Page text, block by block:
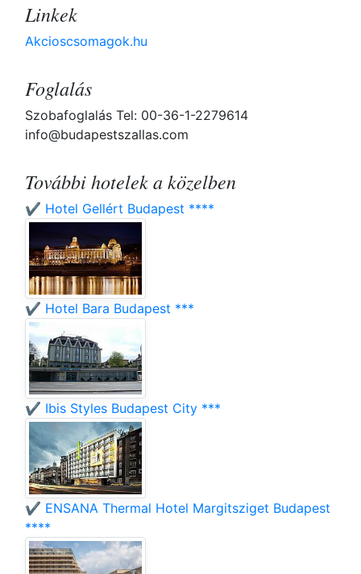
Linkek
Akcioscsomagok.hu
Foglalás
Szobafoglalás Tel: 00-36-1-2279614
info@budapestszallas.com
További hotelek a közelben
✔️ Hotel Gellért Budapest ****
✔️ Hotel Bara Budapest ***
✔️ Ibis Styles Budapest City ***
✔️ ENSANA Thermal Hotel Margitsziget Budapest
****